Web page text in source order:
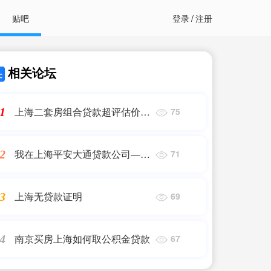
贴吧 登录/注册
相关论坛
上海二套房组合贷款超评估价5
75
我在上海平安大通贷款公司——
71
上海无贷款证明 69
南京买房上海如何取公积金贷款 67